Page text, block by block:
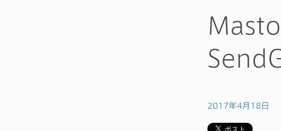
機能一覧
APIリフ
システム
2017年4月18日